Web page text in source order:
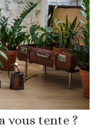
vous tente ?